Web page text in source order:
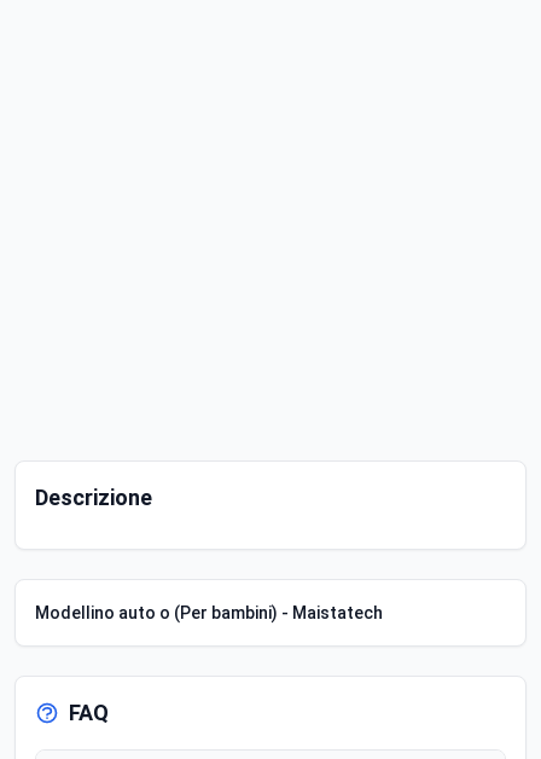
Descrizione
Modellino auto o (Per bambini) - Maistatech
FAQ